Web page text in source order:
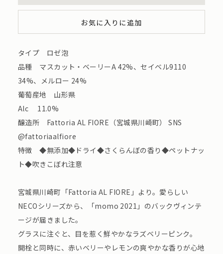
お気に入りに追加
タイプ ロゼ泡
品種 マスカット・ベーリーA 42%、セイベル9110
34%、メルロー 24%
葡萄産地 山形県
Alc 11.0%
醸造所 Fattoria AL FIORE（宮城県川崎町） SNS
@fattoriaalfiore
特徴 ◆無添加◆ドライ◆さくらんぼの香り◆ペットナッ
ト◆吹きこぼれ注意
宮城県川崎町「Fattoria AL FIORE」より。愛らしい
NECOシリーズから、「momo 2021」のバックヴィンテ
ージが届きました。
グラスに注ぐと、目を惹く鮮やかなラズベリーピンク。
開栓と同時に、赤いベリーやレモンの爽やかな香りが心地